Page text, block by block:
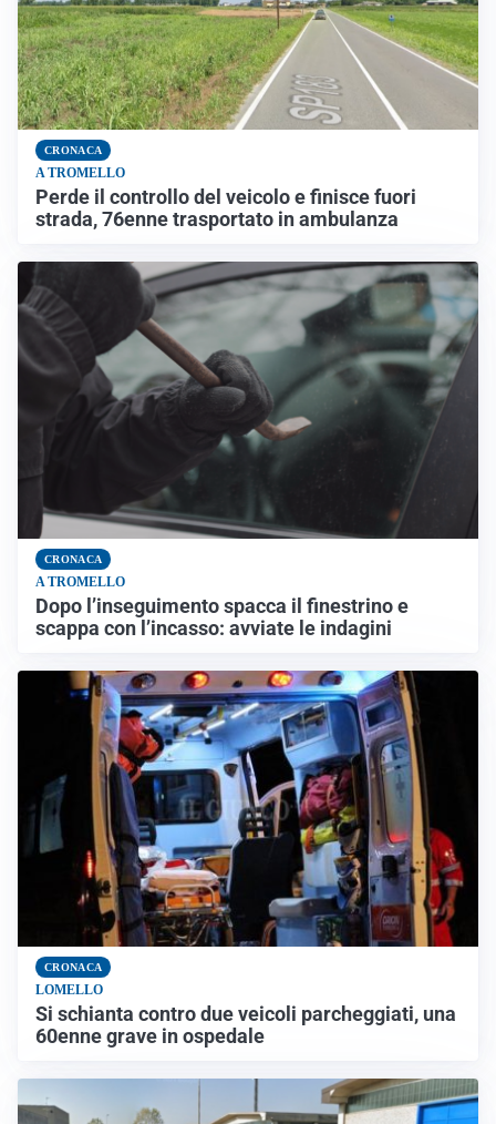
CRONACA
A TROMELLO
Perde il controllo del veicolo e finisce fuori
strada, 76enne trasportato in ambulanza
CRONACA
A TROMELLO
Dopo l’inseguimento spacca il finestrino e
scappa con l’incasso: avviate le indagini
CRONACA
LOMELLO
Si schianta contro due veicoli parcheggiati, una
60enne grave in ospedale